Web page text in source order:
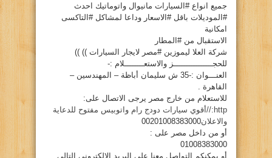
جميع انواع #السيارات مانيوال واتوماتيك احدث
#الموديلات باقل #الاسعار وداعا لمشاكل #التاكسى
امكانية
الاستقبال من #المطار
شركة العلا ليموزين #مصر لايجار السيارات )) ))
للحجــــــــــــــــز والاستعــــــــلام :-
العنـــوان :-35 ش سليمان أباظة – المهندسين –
القاهرة .
للاستعلام من خارج مصر يرجى الاتصال على:
http://أقوي سيارات دودج رام واتوبيس مفتوح للدعاية
والاعلان00201008383000
أو من داخل مصر على :
01008383000
أو يمكنكم التواصل معنا على البريد الإلكترونى التالى